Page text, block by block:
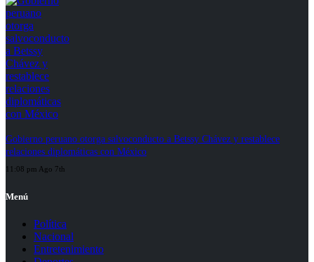
Gobierno peruano otorga salvoconducto a Betssy Chávez y restablece
relaciones diplomáticas con México
11:08 pm Ago 7th
Menú
Política
Nacional
Entretenimiento